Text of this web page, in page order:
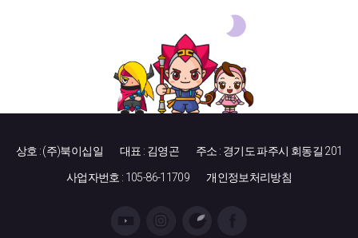
상호 : (주)북이십일 대표 : 김영곤 주소 : 경기도 파주시 회동길 201
사업자번호 : 105-86-11709 개인정보처리방침